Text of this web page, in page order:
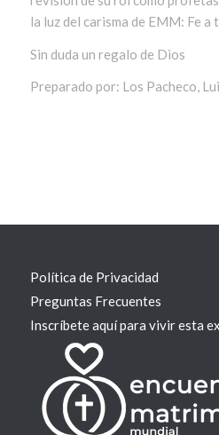
la luz del carisma de EMM: Fe a
Sin duda un regalo de Dios
Preparado por: Los Pacheco,
Política de Privacidad
Preguntas Frecuentes
Inscríbete aquí para vivir esta